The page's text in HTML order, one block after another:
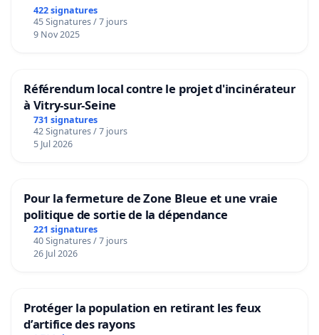
422 signatures
45 Signatures / 7 jours
9 Nov 2025
Référendum local contre le projet d'incinérateur
à Vitry-sur-Seine
731 signatures
42 Signatures / 7 jours
5 Jul 2026
Pour la fermeture de Zone Bleue et une vraie
politique de sortie de la dépendance
221 signatures
40 Signatures / 7 jours
26 Jul 2026
Protéger la population en retirant les feux
d’artifice des rayons